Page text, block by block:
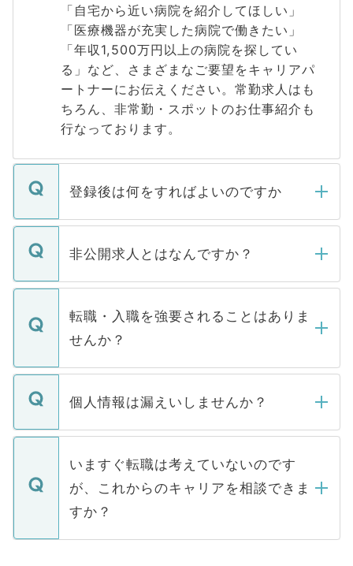
「自宅から近い病院を紹介してほしい」
「医療機器が充実した病院で働きたい」
「年収1,500万円以上の病院を探してい
る」など、さまざまなご要望をキャリアパ
ートナーにお伝えください。常勤求人はも
ちろん、非常勤・スポットのお仕事紹介も
行なっております。
登録後は何をすればよいのですか
ご登録いただきましたら、弊社担当者がご
登録内容を確認し、その後メールもしくは
ます。通常、5営業日以内にはご連絡をせて
いただきますので、しばらくお待ちくださ
非公開求人とはなんですか？
マイナビDOCTORで取り扱っている求人の
うち約3割は、Webサイトからご覧いただ
けない「非公開求人」です。非公開求人は
下記の理由によって、一般には公開してい
ません。
■応募殺到を避けるため 人気のある医療機
関を公にしてしまうと、応募が殺到する場
に、医療機関が求める条件に合った人材の
みを人材紹介会社に依頼するケースが増え
ています。
転職・入職を強要されることはありま
せんか？
転職・入職を強要することは一切ありませ
ん。また、仮に応募先から内定をいただい
定を承諾する必要はありません。内定先へ
の辞退の連絡はキャリアパートナーが行い
個人情報は漏えいしませんか？
個人情報が漏えいすることはありませんの
で、ご安心ください。当サイトからの登録
などで収集したご登録者様の個人情報は、
ご本人のキャリアアップおよび転職活動の
支援を目的に使用いたします。お預かりし
ているすべての個人データはご本人の許可
いますぐ転職は考えていないのです
が、これからのキャリアを相談できま
すか？